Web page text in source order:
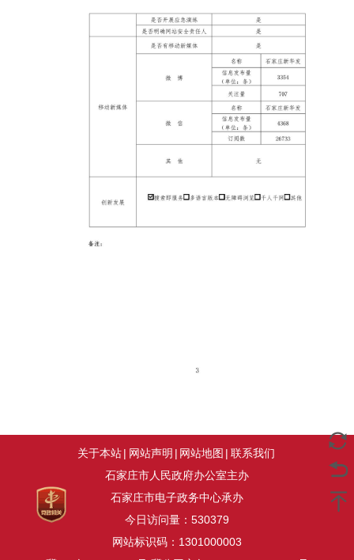
关于本站| 网站声明 | 网站地图 | 联系我们
石家庄市人民政府办公室主办
石家庄市电子政务中心承办
今日访问量： 530379
网站标识码：1301000003